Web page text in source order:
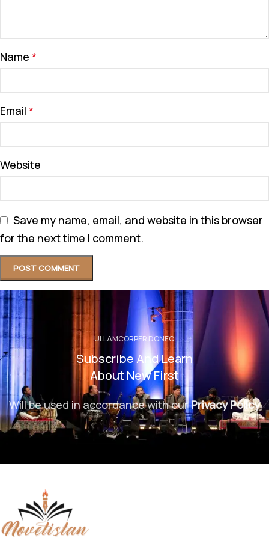
Name *
Email *
Website
Save my name, email, and website in this browser
for the next time I comment.
ULLAMCORPER DONEC
Subscribe And Learn
About New First
Will be used in accordance with ourPrivacy Policy